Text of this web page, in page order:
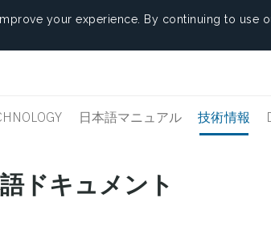
your experience. By continuing to use
日本語マニュアル 技術情報
ドキュメント